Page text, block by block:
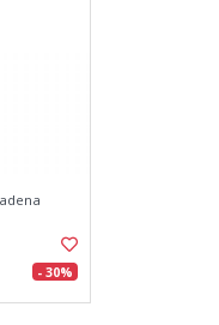
- 30%